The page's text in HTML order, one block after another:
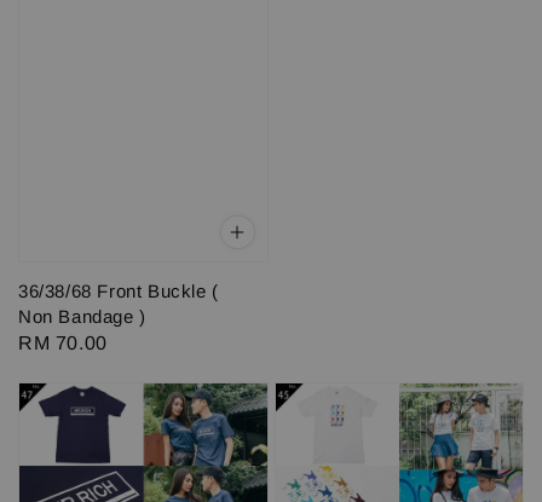
36/38/68 Front Buckle (
Non Bandage )
Regular
RM 70.00